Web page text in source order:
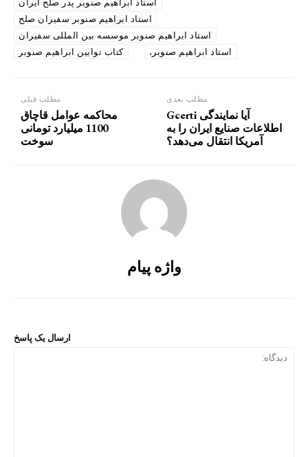
استاد ابراهیم صنوبر پدر صلح ایران
استاد ابراهیم صنوبر سفیران صلح
استاد ابراهیم صنوبر موسسه بین المللی سفیران
استاد ابراهیم صنوبر،
کتاب توابین ابراهیم صنوبر
مطلب قبلی
محاکمه عوامل قاچاق‌
1100 میلیارد تومانی
سوخت
مطلب بعدی
آیا نمایندگی Gcerti
اطلاعات صنایع ایران را به
آمریکا انتقال می‌دهد؟
واژه پیام
ارسال یک پاسخ